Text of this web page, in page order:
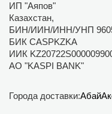
ИП "Аяпов"
Казахстан,
БИН/ИИН/ИНН/УНП
БИК CASPKZKA
ИИК
АО "KASPI BANK"
Города доставки:Абай